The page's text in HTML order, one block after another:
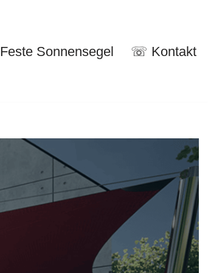
Feste Sonnensegel ☏ Kontakt